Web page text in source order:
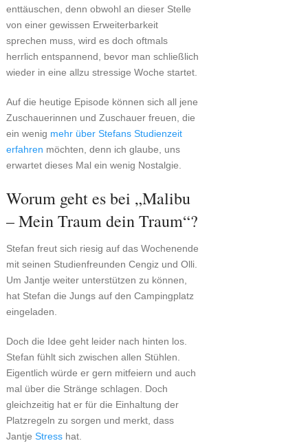
enttäuschen, denn obwohl an dieser Stelle
von einer gewissen Erweiterbarkeit
sprechen muss, wird es doch oftmals
herrlich entspannend, bevor man schließlich
wieder in eine allzu stressige Woche startet.
Auf die heutige Episode können sich all jene
Zuschauerinnen und Zuschauer freuen, die
ein wenig mehr über Stefans Studienzeit
erfahren möchten, denn ich glaube, uns
erwartet dieses Mal ein wenig Nostalgie.
Worum geht es bei „Malibu
– Mein Traum dein Traum“?
Stefan freut sich riesig auf das Wochenende
mit seinen Studienfreunden Cengiz und Olli.
Um Jantje weiter unterstützen zu können,
hat Stefan die Jungs auf den Campingplatz
eingeladen.
Doch die Idee geht leider nach hinten los.
Stefan fühlt sich zwischen allen Stühlen.
Eigentlich würde er gern mitfeiern und auch
mal über die Stränge schlagen. Doch
gleichzeitig hat er für die Einhaltung der
Platzregeln zu sorgen und merkt, dass
Jantje Stresshat.